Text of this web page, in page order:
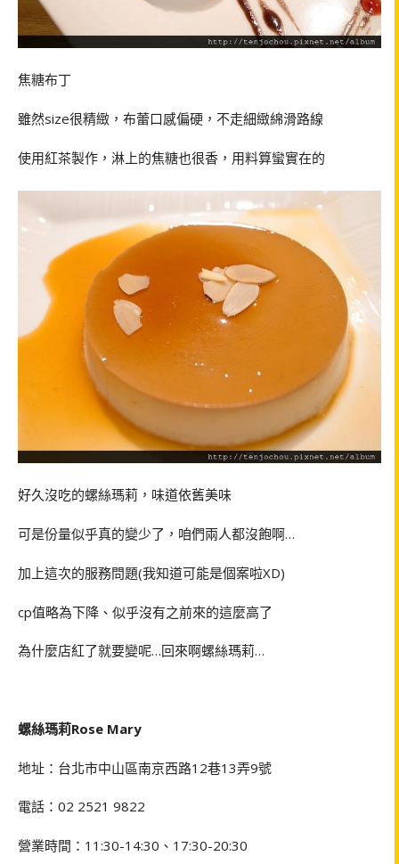
焦糖布丁
雖然size很精緻，布蕾口感偏硬，不走細緻綿滑路線
使用紅茶製作，淋上的焦糖也很香，用料算蠻實在的
好久沒吃的螺絲瑪莉，味道依舊美味
可是份量似乎真的變少了，咱們兩人都沒飽啊…
加上這次的服務問題(我知道可能是個案啦XD)
cp值略為下降、似乎沒有之前來的這麼高了
為什麼店紅了就要變呢…回來啊螺絲瑪莉…
螺絲瑪莉Rose Mary
地址：台北市中山區南京西路12巷13弄9號
電話：02 2521 9822
營業時間：11:30-14:30、17:30-20:30